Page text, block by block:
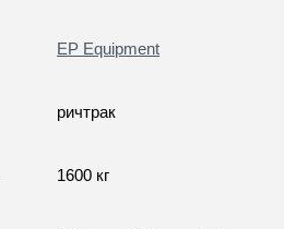
EP Equipment
ричтрак
1600 кг